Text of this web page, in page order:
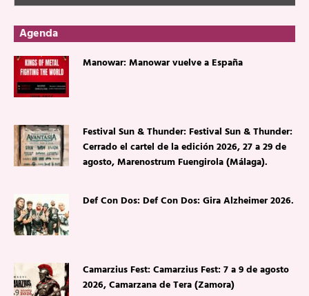
Agenda
Manowar: Manowar vuelve a España
Festival Sun & Thunder: Festival Sun & Thunder:
Cerrado el cartel de la edición 2026, 27 a 29 de
agosto, Marenostrum Fuengirola (Málaga).
Def Con Dos: Def Con Dos: Gira Alzheimer 2026.
Camarzius Fest: Camarzius Fest: 7 a 9 de agosto
2026, Camarzana de Tera (Zamora)